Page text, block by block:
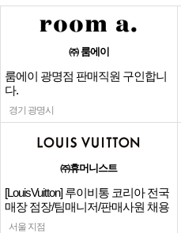
㈜ 룸에이
룸에이 광명점 판매직원 구인합니
다.
경기 광명시
㈜휴머니스트
[LouisVuitton] 루이비통 코리아 전국
매장 점장/팀매니저/판매사원 채용
서울 지점